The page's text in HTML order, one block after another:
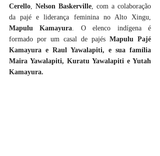
Cerello, Nelson Baskerville, com a colaboração
Mapulu Kamayura. O elenco indígena é
formado por um casal de pajés Mapulu Pajé
Kamayura e Raul Yawalapiti, e sua família
Maira Yawalapiti, Kuratu Yawalapiti e Yutah
Kamayura.